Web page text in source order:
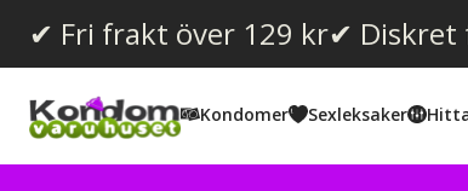
✔ Fri frakt över 129 kr✔ Diskret
Kondomer Sexleksaker